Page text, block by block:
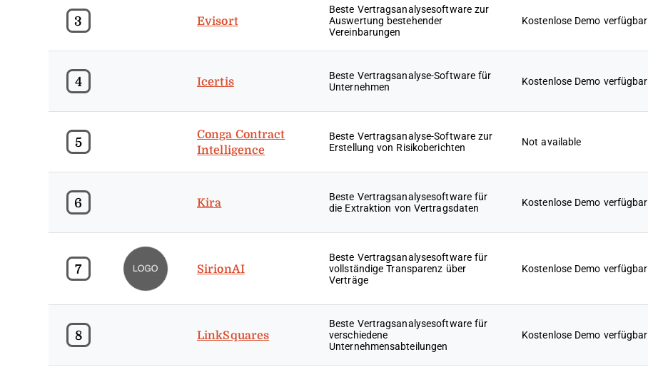
3 Evisort
Beste Vertragsanalysesoftware zur
Auswertung bestehender
Vereinbarungen
Kostenlose Demo verfügbar
4 Icertis
Beste Vertragsanalyse-Software für
Unternehmen
Kostenlose Demo verfügbar
5
Conga Contract
Intelligence
Beste Vertragsanalyse-Software zur
Erstellung von Risikoberichten
Not available
6 Kira
Beste Vertragsanalysesoftware für
die Extraktion von Vertragsdaten
Kostenlose Demo verfügbar
7 SirionAI
Beste Vertragsanalysesoftware für
vollständige Transparenz über
Verträge
Kostenlose Demo verfügbar
8 LinkSquares
Beste Vertragsanalysesoftware für
verschiedene
Unternehmensabteilungen
Kostenlose Demo verfügbar